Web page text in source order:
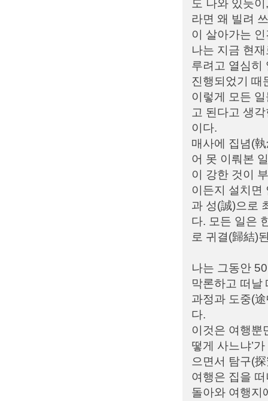
도 나와 있듯
라면 왜 빌려
이 살아가는
나는 지금 현
루려고 열심히
진행되었기 때
이렇게 모든
고 된다고 생
이다.
매사에 집념(
어 못 이뤄본
이 강한 것이
이든지 설치면
과 성(誠)으로
다. 모든 일은
로 귀결(歸結)
나는 그동안
막론하고 떠날
과정과 도중(
다.
이것은 여행뿐
떻게 사느냐’
으면서 탐구(
여행은 집을
돌아와 여행지